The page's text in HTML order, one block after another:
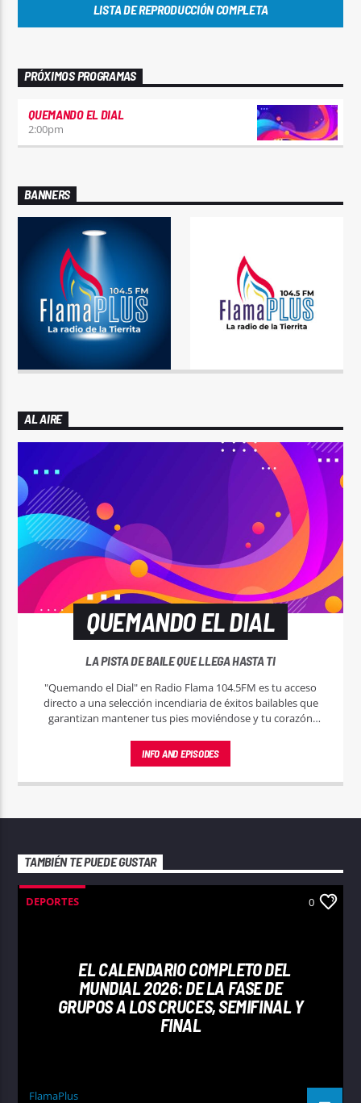
LISTA DE REPRODUCCIÓN COMPLETA
PRÓXIMOS PROGRAMAS
QUEMANDO EL DIAL
2:00pm
BANNERS
AL AIRE
QUEMANDO EL DIAL
LA PISTA DE BAILE QUE LLEGA HASTA TI
"Quemando el Dial" en Radio Flama 104.5FM es tu acceso
directo a una selección incendiaria de éxitos bailables que
garantizan mantener tus pies moviéndose y tu corazón
INFO AND EPISODES
TAMBIÉN TE PUEDE GUSTAR
DEPORTES 0
EL CALENDARIO COMPLETO DEL
MUNDIAL 2026: DE LA FASE DE
GRUPOS A LOS CRUCES, SEMIFINAL Y
FINAL
FlamaPlus